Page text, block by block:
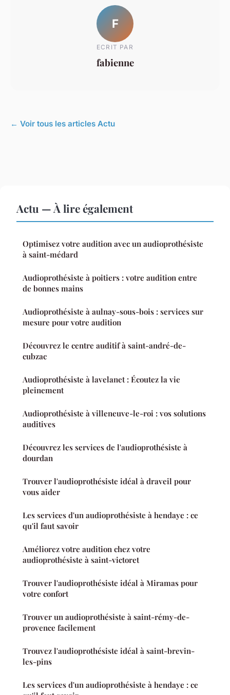
F
ECRIT PAR
fabienne
← Voir tous les articles Actu
Actu — À lire également
Optimisez votre audition avec un audioprothésiste
à saint-médard
Audioprothésiste à poitiers : votre audition entre
de bonnes mains
Audioprothésiste à aulnay-sous-bois : services sur
mesure pour votre audition
Découvrez le centre auditif à saint-andré-de-
cubzac
Audioprothésiste à lavelanet : Écoutez la vie
pleinement
Audioprothésiste à villeneuve-le-roi : vos solutions
auditives
Découvrez les services de l'audioprothésiste à
dourdan
Trouver l'audioprothésiste idéal à draveil pour
vous aider
Les services d'un audioprothésiste à hendaye : ce
qu'il faut savoir
Améliorez votre audition chez votre
audioprothésiste à saint-victoret
Trouver l'audioprothésiste idéal à Miramas pour
votre confort
Trouver un audioprothésiste à saint-rémy-de-
provence facilement
Trouvez l'audioprothésiste idéal à saint-brevin-
les-pins
Les services d'un audioprothésiste à hendaye : ce